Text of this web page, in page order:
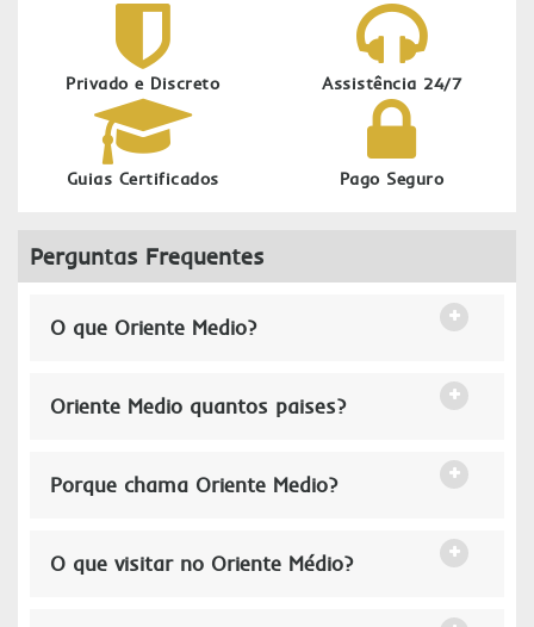
Privado e Discreto Assistência 24/7
Guias Certificados Pago Seguro
Perguntas Frequentes
O que Oriente Medio?
Oriente Medio quantos paises?
Porque chama Oriente Medio?
O que visitar no Oriente Médio?